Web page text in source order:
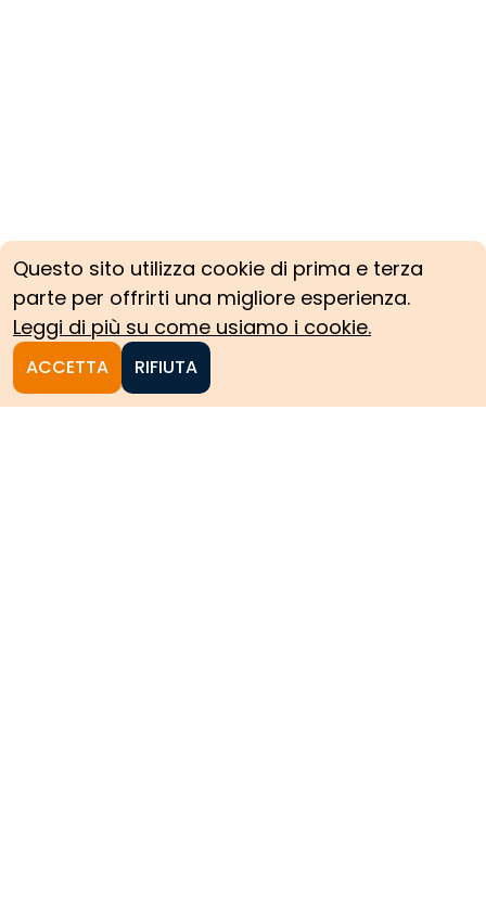
Questo sito utilizza cookie di prima e terza
parte per offrirti una migliore esperienza.
Leggi di più su come usiamo i cookie.
ACCETTA RIFIUTA